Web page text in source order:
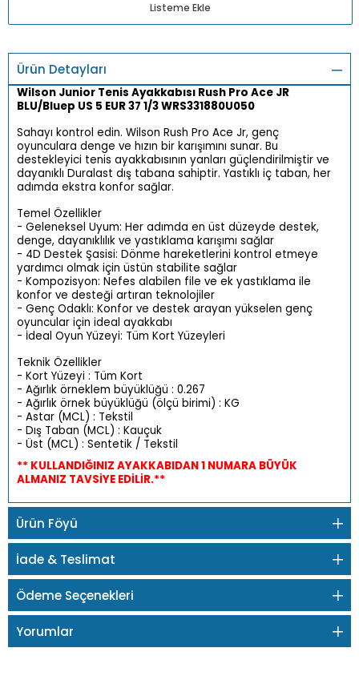
Listeme Ekle
Ürün Detayları
Wilson Junior Tenis Ayakkabısı Rush Pro Ace JR
BLU/Bluep US 5 EUR 37 1/3 WRS331880U050
Sahayı kontrol edin. Wilson Rush Pro Ace Jr, genç
oyunculara denge ve hızın bir karışımını sunar. Bu
destekleyici tenis ayakkabısının yanları güçlendirilmiştir ve
dayanıklı Duralast dış tabana sahiptir. Yastıklı iç taban, her
adımda ekstra konfor sağlar.
Temel Özellikler
- Geleneksel Uyum: Her adımda en üst düzeyde destek,
denge, dayanıklılık ve yastıklama karışımı sağlar
- 4D Destek Şasisi: Dönme hareketlerini kontrol etmeye
yardımcı olmak için üstün stabilite sağlar
- Kompozisyon: Nefes alabilen file ve ek yastıklama ile
konfor ve desteği artıran teknolojiler
- Genç Odaklı: Konfor ve destek arayan yükselen genç
oyuncular için ideal ayakkabı
- İdeal Oyun Yüzeyi: Tüm Kort Yüzeyleri
Teknik Özellikler
- Kort Yüzeyi : Tüm Kort
- Ağırlık örneklem büyüklüğü : 0.267
- Ağırlık örnek büyüklüğü (ölçü birimi) : KG
- Astar (MCL) : Tekstil
- Dış Taban (MCL) : Kauçuk
- Üst (MCL) : Sentetik / Tekstil
** KULLANDIĞINIZ AYAKKABIDAN 1 NUMARA BÜYÜK
ALMANIZ TAVSİYE EDİLİR.**
Ürün Föyü
İade & Teslimat
Ödeme Seçenekleri
Yorumlar